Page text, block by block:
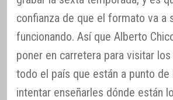
confianza de que el formato va a
funcionando. Así que Alberto
poner en carretera para visitar
todo el país que están a punto de
intentar enseñarles dónde están